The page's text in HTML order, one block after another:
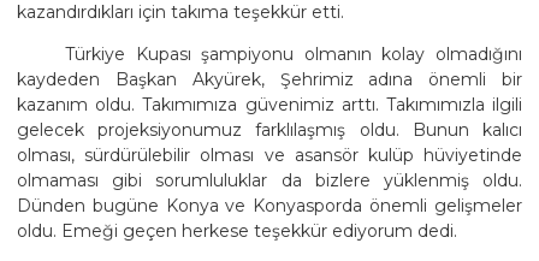
kazandırdıkları için takıma teşekkür etti.
Türkiye Kupası şampiyonu olmanın kolay olmadığını
kaydeden Başkan Akyürek, Şehrimiz adına önemli bir
kazanım oldu. Takımımıza güvenimiz arttı. Takımımızla ilgili
gelecek projeksiyonumuz farklılaşmış oldu. Bunun kalıcı
olması, sürdürülebilir olması ve asansör kulüp hüviyetinde
olmaması gibi sorumluluklar da bizlere yüklenmiş oldu.
Dünden bugüne Konya ve Konyasporda önemli gelişmeler
oldu. Emeği geçen herkese teşekkür ediyorum dedi.